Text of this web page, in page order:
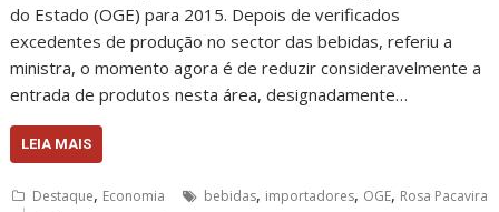
do Estado (OGE) para 2015. Depois de verificados
excedentes de produção no sector das bebidas, referiu a
ministra, o momento agora é de reduzir consideravelmente a
entrada de produtos nesta área, designadamente…
LEIA MAIS
Destaque, Economia bebidas, importadores, OGE, Rosa Pacavira